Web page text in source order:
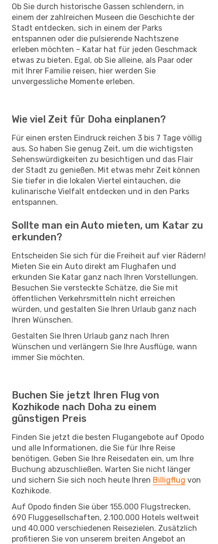
Ob Sie durch historische Gassen schlendern, in
einem der zahlreichen Museen die Geschichte der
Stadt entdecken, sich in einem der Parks
entspannen oder die pulsierende Nachtszene
erleben möchten – Katar hat für jeden Geschmack
etwas zu bieten. Egal, ob Sie alleine, als Paar oder
mit Ihrer Familie reisen, hier werden Sie
unvergessliche Momente erleben.
Wie viel Zeit für Doha einplanen?
Für einen ersten Eindruck reichen 3 bis 7 Tage völlig
aus. So haben Sie genug Zeit, um die wichtigsten
Sehenswürdigkeiten zu besichtigen und das Flair
der Stadt zu genießen. Mit etwas mehr Zeit können
Sie tiefer in die lokalen Viertel eintauchen, die
kulinarische Vielfalt entdecken und in den Parks
entspannen.
Sollte man ein Auto mieten, um Katar zu
erkunden?
Entscheiden Sie sich für die Freiheit auf vier Rädern!
Mieten Sie ein Auto direkt am Flughafen und
erkunden Sie Katar ganz nach Ihren Vorstellungen.
Besuchen Sie versteckte Schätze, die Sie mit
öffentlichen Verkehrsmitteln nicht erreichen
würden, und gestalten Sie Ihren Urlaub ganz nach
Ihren Wünschen.
Gestalten Sie Ihren Urlaub ganz nach Ihren
Wünschen und verlängern Sie Ihre Ausflüge, wann
immer Sie möchten.
Buchen Sie jetzt Ihren Flug von
Kozhikode nach Doha zu einem
günstigen Preis
Finden Sie jetzt die besten Flugangebote auf Opodo
und alle Informationen, die Sie für Ihre Reise
benötigen. Geben Sie Ihre Reisedaten ein, um Ihre
Buchung abzuschließen. Warten Sie nicht länger
und sichern Sie sich noch heute Ihren Billigflug von
Kozhikode.
Auf Opodo finden Sie über 155.000 Flugstrecken,
690 Fluggesellschaften, 2.100.000 Hotels weltweit
und 40.000 verschiedenen Reisezielen. Zusätzlich
profitieren Sie von unserem breiten Angebot an